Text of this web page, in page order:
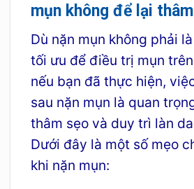
mụn không để lại
Dù nặn mụn không phải
tối ưu để điều trị mụn
nếu bạn đã thực hiện,
sau nặn mụn là quan
thâm sẹo và duy trì làn
Dưới đây là một số mẹo
khi nặn mụn: